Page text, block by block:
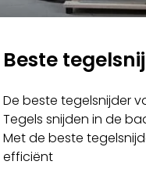
Beste
De beste tegelsnijder
Tegels snijden in de
Met de beste
efficiënt